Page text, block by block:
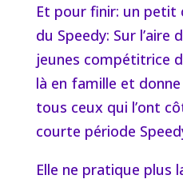
Et pour finir: un petit
du Speedy: Sur l’aire
jeunes compétitrice
là en famille et
tous ceux qui l’ont
courte période
Elle ne pratique plus